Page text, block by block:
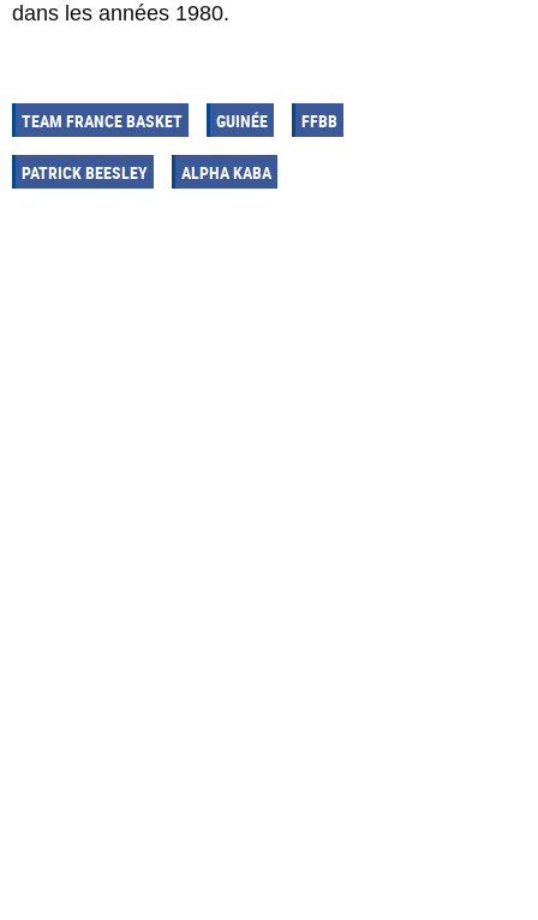
dans les années 1980.
TEAM FRANCE BASKET GUINÉE FFBB
PATRICK BEESLEY ALPHA KABA